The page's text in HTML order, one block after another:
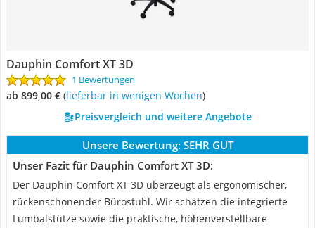
Dauphin Comfort XT 3D
1 Bewertungen
ab 899,00 € ( Lieferbar in wenigen Wochen)
Preisvergleich und weitere Angebote
Unsere Bewertung: SEHR GUT
Unser Fazit für Dauphin Comfort XT 3D:
Der Dauphin Comfort XT 3D überzeugt als ergonomischer,
rückenschonender Bürostuhl. Wir schätzen die integrierte
Lumbalstütze sowie die praktische, höhenverstellbare